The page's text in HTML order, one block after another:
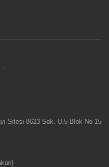
Sitesi 8623 Sok. U.5 Blok No 15